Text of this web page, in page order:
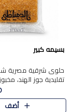
بسيمه كبير
حلوى شرقية مصرية
تقليدية جوز الهند،
المرمل وطعمها
البسبوسة. تُخبز..
أضف